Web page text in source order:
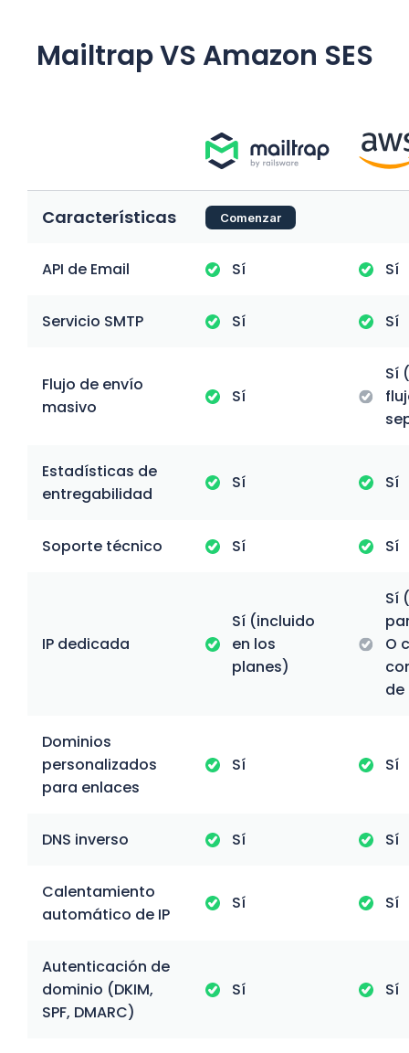
Mailtrap VS Amazon SES
Características Comenzar
API de Email Sí Sí
Servicio SMTP Sí Sí
Flujo de envío
masivo
Sí
Sí
Estadísticas de
entregabilidad
Sí Sí
Soporte técnico Sí Sí
IP dedicada
Sí (incluido
en los
planes)
Sí
O
Dominios
personalizados
para enlaces
Sí Sí
DNS inverso Sí Sí
Calentamiento
automático de IP
Sí Sí
Autenticación de
dominio (DKIM,
SPF, DMARC)
Sí Sí